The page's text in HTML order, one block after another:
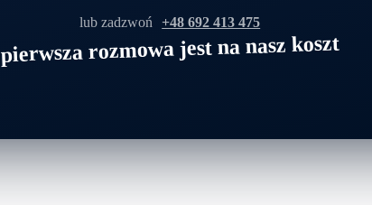
lub zadzwoń +48 692 413 475
pierwsza rozmowa jest na nasz koszt